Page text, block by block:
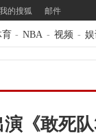
我的搜狐 邮件
育 - NBA - 视频 - 娱
《敢死